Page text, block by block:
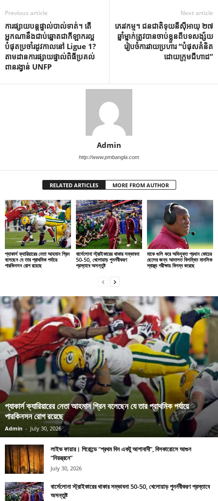
Previous article
ការផ្សាយបន្តផ្ទាល់បាល់ទាត់។ តើ
អ្នកណានឹងជាប់ឆ្នោតជាកីឡាករល្អ
បំផុតប្រចាំរដូវកាលនៅ Ligue 1?
តាមដានការផ្សាយផ្ទាល់ពិធីប្រគល់
ពានរង្វាន់ UNFP
Next article
ភេរវកម្ម។ ជនជាតិទុយនីស៊ីអាយុ ២៧
ឆ្នាំម្នាក់ត្រូវបានចាប់ខ្លួនពីបទសង្ស័យ
រៀបចំការវាយប្រហារ “បំផុសគំនិត
ដោយក្រុមជីហាដ”
Admin
http://www.pmbangla.com
RELATED ARTICLES MORE FROM AUTHOR
প্যাকার্স ক্যারিয়ারের নেতা আহমান গ্রিন
বলেছেন যে তার প্রাথমিক পর্যায়ে
পারকিনসন রোগ রয়েছে
বার্সেলোনা স্ট্রাইকারের থাকার সম্ভাবনা
50-50, খেলোয়াড় পুনর্নবীকরণ
প্রস্তাবে অসন্তুষ্ট
মাকে গুলি করে অভিযুক্ত প্রধান কোচের
ছেলের জন্য আদালত বিলম্বিত মানসিক
স্বাস্থ্য পরীক্ষায় বিলম্ব করেছে
প্যাকার্স ক্যারিয়ারের নেতা আহমান গ্রিন বলেছেন যে তার প্রাথমিক পর্যায়ে
পারকিনসন রোগ রয়েছে
Admin - July 30, 2026
লাইভ ফায়ার। গিরোন্ডে “প্রথম দিন একটু আশাবাদী”, বিসকারোসে আগুন
“নিয়ন্ত্রনে”
July 30, 2026
বার্সেলোনা স্ট্রাইকারের থাকার সম্ভাবনা 50-50, খেলোয়াড় পুনর্নবীকরণ প্রস্তাবে
অসন্তুষ্ট